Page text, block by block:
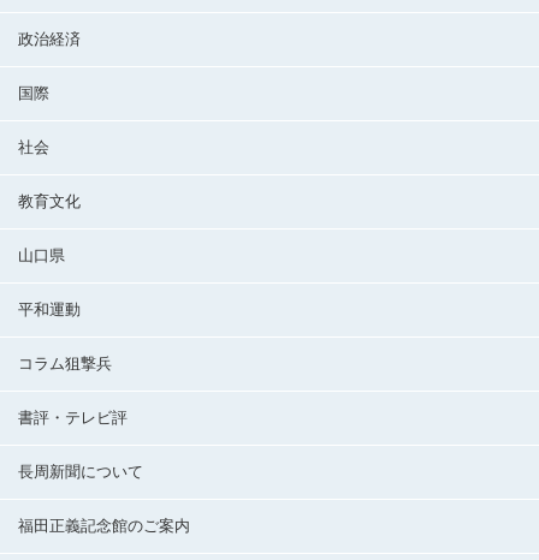
政治経済
国際
社会
教育文化
山口県
平和運動
コラム狙撃兵
書評・テレビ評
長周新聞について
福田正義記念館のご案内